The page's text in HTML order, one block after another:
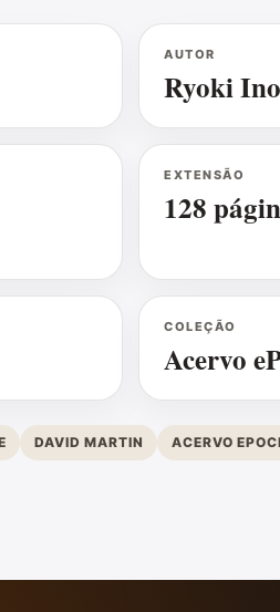
AUTOR
Ryoki
EXTENSÃO
128
COLEÇÃO
Acervo
DAVID MARTIN ACERVO